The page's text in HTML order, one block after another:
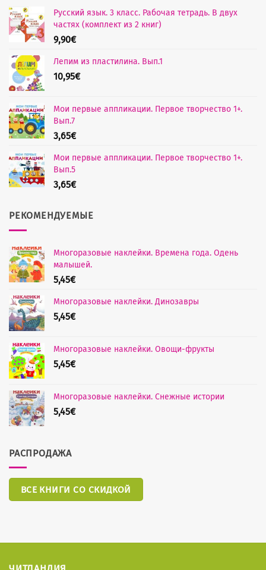
Русский язык. 3 класс. Рабочая тетрадь. В двух
частях (комплект из 2 книг)
9,90€
Лепим из пластилина. Вып.1
10,95€
Мои первые аппликации. Первое творчество 1+.
Вып.7
3,65€
Мои первые аппликации. Первое творчество 1+.
Вып.5
3,65€
РЕКОМЕНДУЕМЫЕ
Многоразовые наклейки. Времена года. Одень
малышей.
5,45€
Многоразовые наклейки. Динозавры
5,45€
Многоразовые наклейки. Овощи-фрукты
5,45€
Многоразовые наклейки. Снежные истории
5,45€
РАСПРОДАЖА
ВСЕ КНИГИ СО СКИДКОЙ